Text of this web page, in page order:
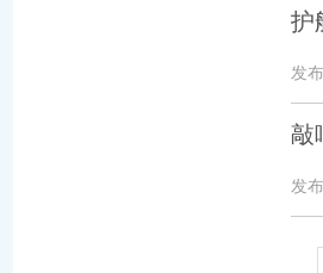
护
发
敲
发